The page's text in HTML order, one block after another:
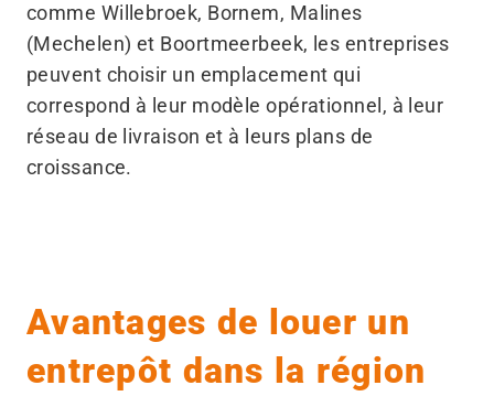
comme Willebroek, Bornem, Malines
(Mechelen) et Boortmeerbeek, les entreprises
peuvent choisir un emplacement qui
correspond à leur modèle opérationnel, à leur
réseau de livraison et à leurs plans de
croissance.
Avantages de louer un
entrepôt dans la région